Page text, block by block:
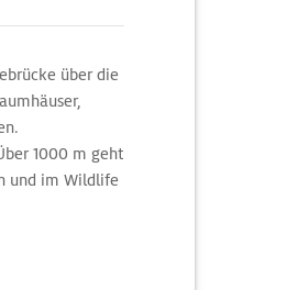
über die
1000 m geht
und im Wildlife